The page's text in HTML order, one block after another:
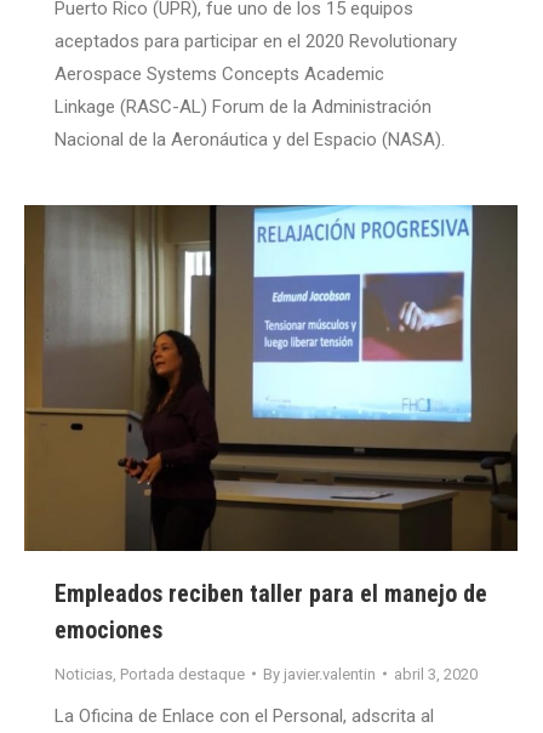
Puerto Rico (UPR), fue uno de los 15 equipos
aceptados para participar en el 2020 Revolutionary
Aerospace Systems Concepts Academic
Linkage (RASC-AL) Forum de la Administración
Nacional de la Aeronáutica y del Espacio (NASA).
Empleados reciben taller para el manejo de
emociones
Noticias Portada destaque By javier.valentin abril 3, 2020
La Oficina de Enlace con el Personal, adscrita al